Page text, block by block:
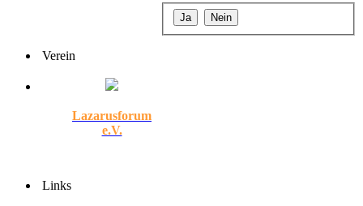
Verein
Lazarusforum
e.V.
Links